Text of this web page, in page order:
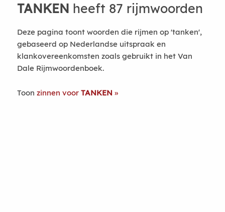
TANKEN heeft 87 rijmwoorden
Deze pagina toont woorden die rijmen op 'tanken',
gebaseerd op Nederlandse uitspraak en
klankovereenkomsten zoals gebruikt in het Van
Dale Rijmwoordenboek.
Toon zinnen voor TANKEN